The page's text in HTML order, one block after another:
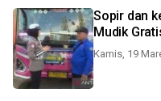
Sopir dan
Mudik
Kamis, 19